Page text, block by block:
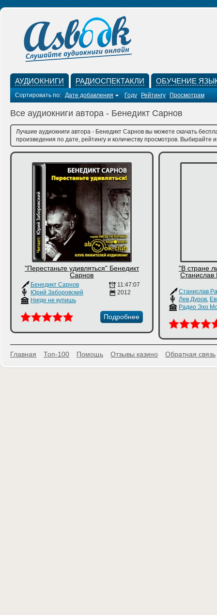
АУДИОКНИГИ РАДИОСПЕКТАКЛИ ОБУЧЕНИЕ
Сортировать по: Дате добавления Году Рейтингу Просмотрам
Все аудиокниги автора - Бенедикт Сарнов
Лучшие аудиокниги автора - Бенедикт Сарнов вы можете скачать
произведения по дате, рейтингу и количеству просмотров. Выбирайте
"Перестаньте удивляться" Бенедикт
Сарнов
Бенедикт Сарнов
Юрий Заборовский
Нигде не купишь
11:47:07
2012
Подробнее
"В стране
Станислав
Лев Дуров,
Радио Эхо
Главная Топ-100 Помощь Отзывы казино Обратная связь